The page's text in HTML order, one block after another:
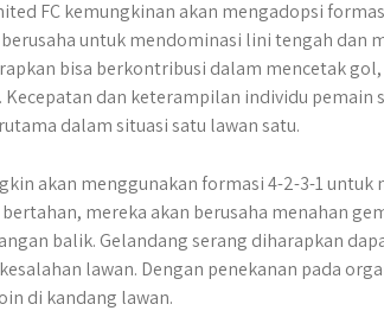
FC kemungkinan akan mengadopsi
untuk mendominasi lini tengah dan
bisa berkontribusi dalam mencetak
dan keterampilan individu pemain
dalam situasi satu lawan satu.
akan menggunakan formasi 4-2-3-1
mereka akan berusaha menahan
balik. Gelandang serang diharapkan
lawan. Dengan penekanan pada
di kandang lawan.